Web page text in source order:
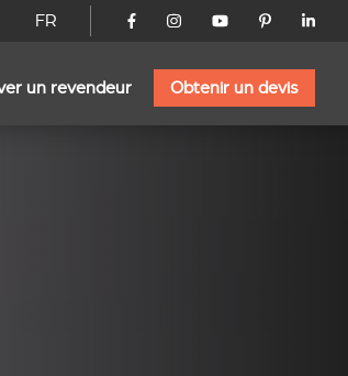
FR
un revendeur Obtenir un devis